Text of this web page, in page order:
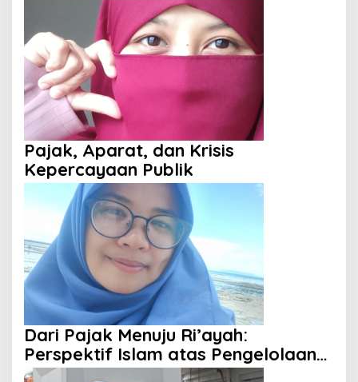
Pajak, Aparat, dan Krisis
Kepercayaan Publik
Dari Pajak Menuju Ri’ayah:
Perspektif Islam atas Pengelolaan
Keuangan Negara